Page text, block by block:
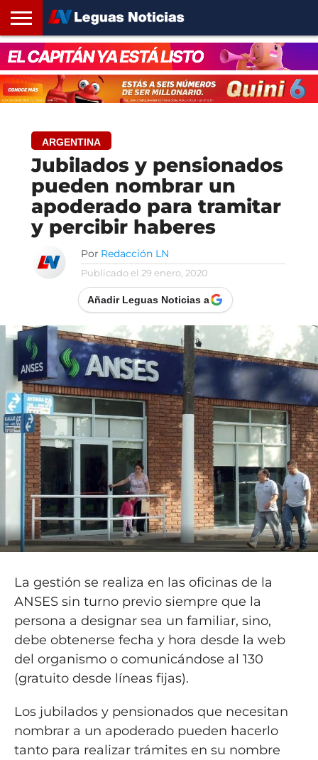
INICIO
SANTA
FE
ROSARIO24
REGIONES
ARGENTINA
OPINIÓN
CONTACTO
ARGENTINA
Jubilados y pensionados
pueden nombrar un
apoderado para tramitar
y percibir haberes
Por Redacción LN
Publicado el 29 enero, 2020
Añadir Leguas Noticias a
La gestión se realiza en las oficinas de la
ANSES sin turno previo siempre que la
persona a designar sea un familiar, sino,
debe obtenerse fecha y hora desde la web
del organismo o comunicándose al 130
(gratuito desde líneas fijas).
Los jubilados y pensionados que necesitan
nombrar a un apoderado pueden hacerlo
tanto para realizar trámites en su nombre